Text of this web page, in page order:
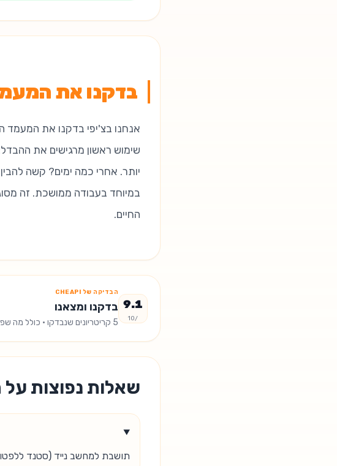
בדקנו את
אנחנו בצ'יפי בדקנו את המעמד
שימוש ראשון מרגישים את
יותר. אחרי כמה ימים? קשה
במיוחד בעבודה ממושכת. זה
החיים.
9.1
/10
הבדיקה של CHEAPI
בדקנו ומצאנו
5 קריטריונים שנבדקו · כולל מה
שאלות נפוצות
תושבת למחשב נייד (סטנד